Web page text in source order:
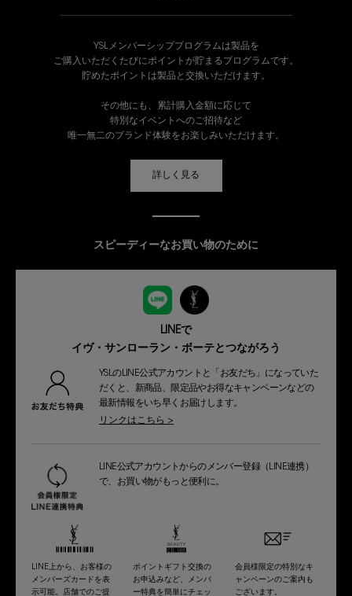
YSLメンバーシッププログラムは製品を
ご購入いただくたびにポイントが貯まるプログラムです。
貯めたポイントは製品と交換いただけます。
その他にも、累計購入金額に応じて
特別なイベントへのご招待など
唯一無二のブランド体験をお楽しみいただけます。
詳しく見る
スピーディーなお買い物のために
LINEで
イヴ・サンローラン・ボーテとつながろう
YSLのLINE公式アカウントと「お友だち」になっていた
だくと、新商品、限定品やお得なキャンペーンなどの
最新情報をいち早くお届けします。
リンクはこちら >
LINE公式アカウントからのメンバー登録（LINE連携）
で、お買い物がもっと便利に。
LINE上から、お客様の
メンバーズカードを表
示可能。店舗でのご提
ポイントギフト交換の
お申込みなど、メンバ
ー特典を簡単にチェッ
会員様限定の特別なキ
ャンペーンのご案内も
ございます。